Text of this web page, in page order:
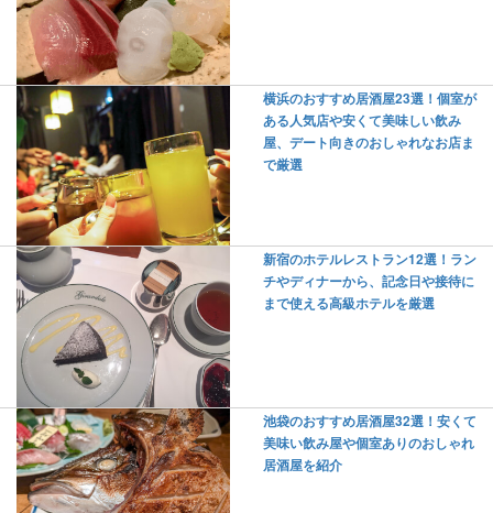
横浜のおすすめ居酒屋23選！個室が
ある人気店や安くて美味しい飲み
屋、デート向きのおしゃれなお店ま
で厳選
新宿のホテルレストラン12選！ラン
チやディナーから、記念日や接待に
まで使える高級ホテルを厳選
池袋のおすすめ居酒屋32選！安くて
美味い飲み屋や個室ありのおしゃれ
居酒屋を紹介